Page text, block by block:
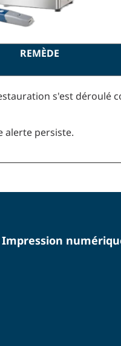
REMÈDE
s'est déroulé
alerte persiste.
Impression